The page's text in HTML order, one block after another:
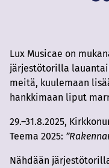
Lux Musicae on
järjestötorilla
meitä, kuulemaan
hankkimaan liput
29.–31.8.2025,
Teema 2025:
Nähdään